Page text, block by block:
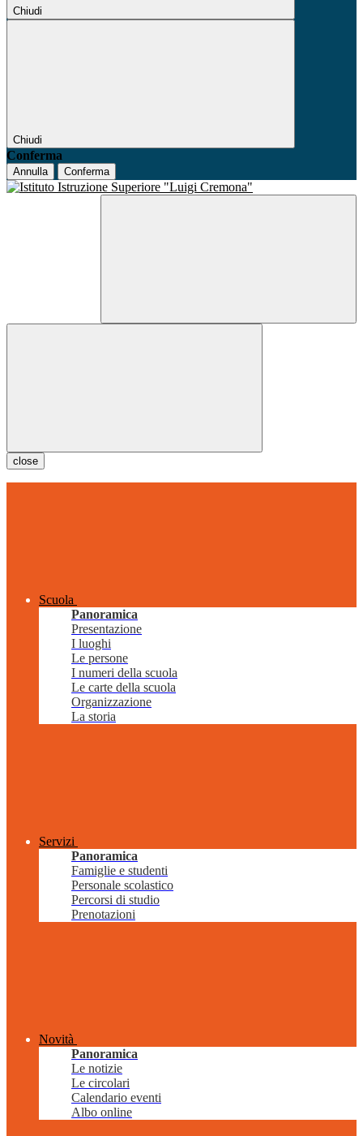
Chiudi
Chiudi
Conferma
Annulla Conferma
close
Scuola
Panoramica
Presentazione
I luoghi
Le persone
I numeri della scuola
Le carte della scuola
Organizzazione
La storia
Servizi
Panoramica
Famiglie e studenti
Personale scolastico
Percorsi di studio
Prenotazioni
Novità
Panoramica
Le notizie
Le circolari
Calendario eventi
Albo online